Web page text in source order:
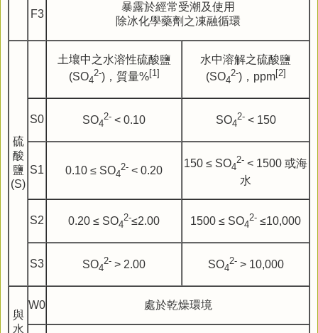
F3
暴露於經常受潮及使用
除冰化學藥劑之凍融循環
硫
酸
鹽
(S)
土壤中之水溶性硫酸鹽
(SO4
2-)，質量%[1]
水中溶解之硫酸鹽
(SO4
2-)，ppm[2]
S0 SO4
2- < 0.10 SO4
2- < 150
S1 0.10 ≤ SO4
2- < 0.20
150 ≤ SO4
2- < 1500 或海
水
S2 0.20 ≤ SO4
2-≤2.00 1500 ≤ SO4
2- ≤10,000
S3 SO4
2- > 2.00 SO4
2- > 10,000
與
水
W0 處於乾燥環境